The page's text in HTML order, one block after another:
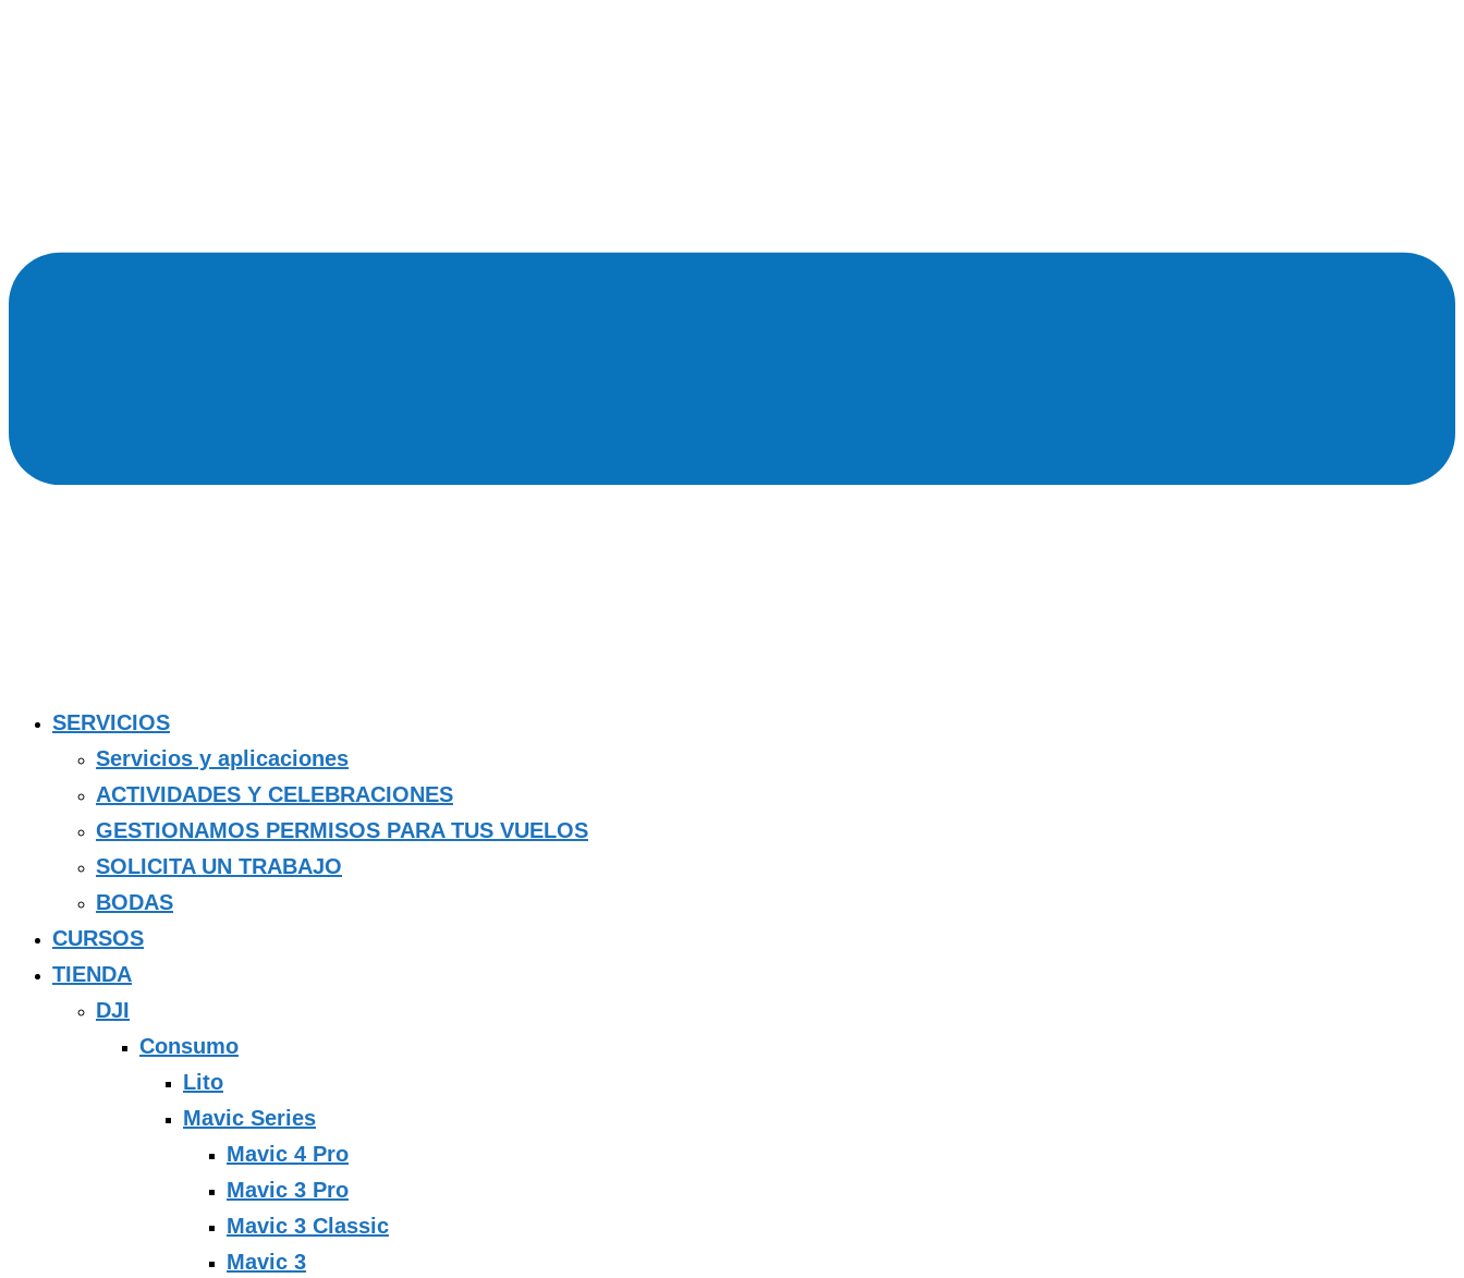
SERVICIOS
Servicios y aplicaciones
ACTIVIDADES Y CELEBRACIONES
GESTIONAMOS PERMISOS PARA TUS VUELOS
SOLICITA UN TRABAJO
BODAS
CURSOS
TIENDA
DJI
Consumo
Lito
Mavic Series
Mavic 4 Pro
Mavic 3 Pro
Mavic 3 Classic
Mavic 3